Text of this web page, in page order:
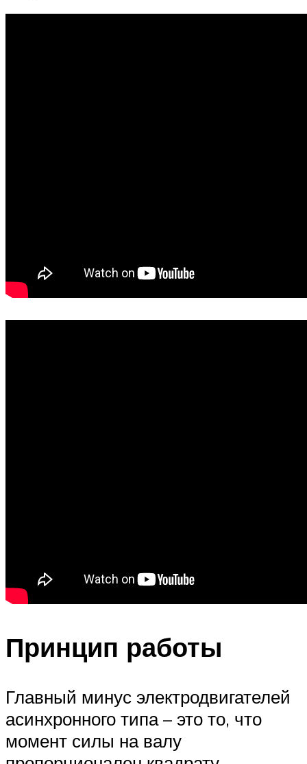
Принцип работы
Главный минус электродвигателей
асинхронного типа – это то, что
момент силы на валу